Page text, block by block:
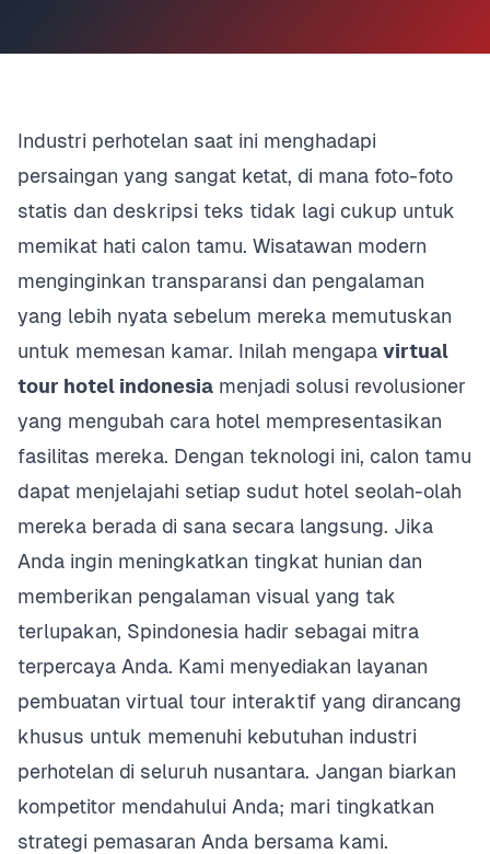
Industri perhotelan saat ini menghadapi
persaingan yang sangat ketat, di mana foto-foto
statis dan deskripsi teks tidak lagi cukup untuk
memikat hati calon tamu. Wisatawan modern
menginginkan transparansi dan pengalaman
yang lebih nyata sebelum mereka memutuskan
untuk memesan kamar. Inilah mengapa virtual
tour hotel indonesia menjadi solusi revolusioner
yang mengubah cara hotel mempresentasikan
fasilitas mereka. Dengan teknologi ini, calon tamu
dapat menjelajahi setiap sudut hotel seolah-olah
mereka berada di sana secara langsung. Jika
Anda ingin meningkatkan tingkat hunian dan
memberikan pengalaman visual yang tak
terlupakan, Spindonesia hadir sebagai mitra
terpercaya Anda. Kami menyediakan layanan
pembuatan virtual tour interaktif yang dirancang
khusus untuk memenuhi kebutuhan industri
perhotelan di seluruh nusantara. Jangan biarkan
kompetitor mendahului Anda; mari tingkatkan
strategi pemasaran Anda bersama kami.